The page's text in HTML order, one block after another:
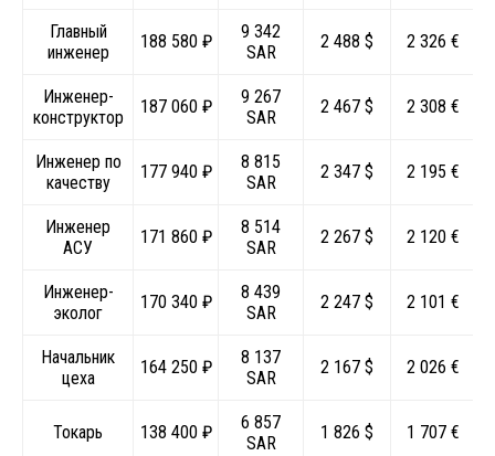
Главный
инженер
188 580 ₽
9 342
SAR
2 488 $ 2 326 €
Инженер-
конструктор
187 060 ₽
9 267
SAR
2 467 $ 2 308 €
Инженер по
качеству
177 940 ₽
8 815
SAR
2 347 $ 2 195 €
Инженер
АСУ
171 860 ₽
8 514
SAR
2 267 $ 2 120 €
Инженер-
эколог
170 340 ₽
8 439
SAR
2 247 $ 2 101 €
Начальник
цеха
164 250 ₽
8 137
SAR
2 167 $ 2 026 €
Токарь 138 400 ₽
6 857
SAR
1 826 $ 1 707 €